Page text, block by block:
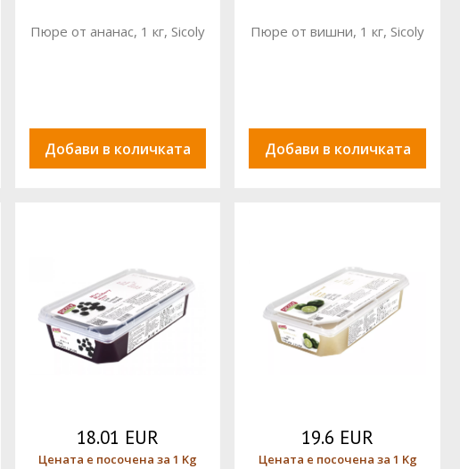
Пюре от ананас, 1 кг, Sicoly
Добави в количката
Пюре от вишни, 1 кг, Sicoly
Добави в количката
18.01 EUR
Цената е посочена за 1 Kg
19.6 EUR
Цената е посочена за 1 Kg